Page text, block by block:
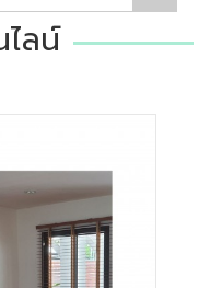
ลน์